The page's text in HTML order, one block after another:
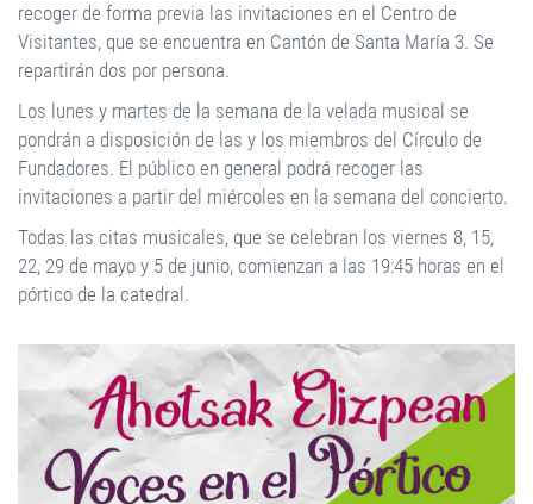
recoger de forma previa las invitaciones en el Centro de
Visitantes, que se encuentra en Cantón de Santa María 3. Se
repartirán dos por persona.
Los lunes y martes de la semana de la velada musical se
pondrán a disposición de las y los miembros del Círculo de
Fundadores. El público en general podrá recoger las
invitaciones a partir del miércoles en la semana del concierto.
Todas las citas musicales, que se celebran los viernes 8, 15,
22, 29 de mayo y 5 de junio, comienzan a las 19:45 horas en el
pórtico de la catedral.